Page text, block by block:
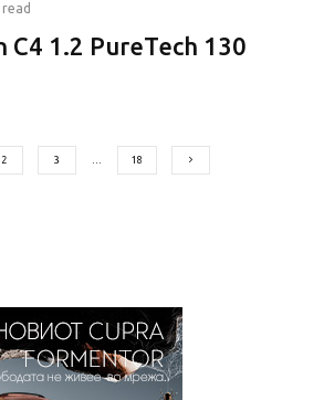
C4 1.2 PureTech 130
2 3 … 18